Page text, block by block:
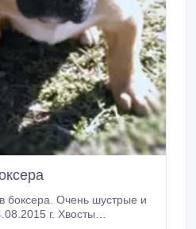
боксера. Очень шустрые и
г. Хвосты